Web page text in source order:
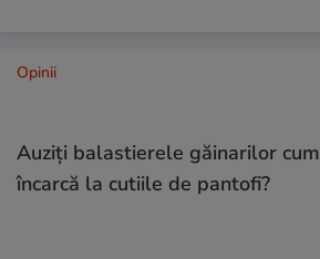
Opinii
Auziți balastierele găinarilor cum
încarcă la cutiile de pantofi?